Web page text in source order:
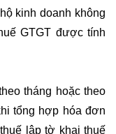
kinh doanh không
GTGT được tính
tháng hoặc theo
tổng hợp hóa đơn
lập tờ khai thuế